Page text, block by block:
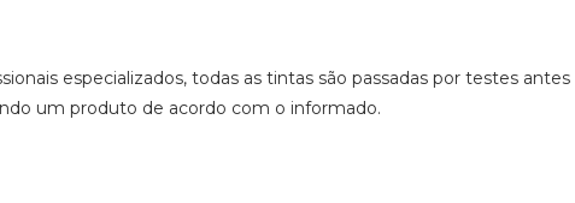
especializados, todas as tintas são passadas por testes antes
um produto de acordo com o informado.